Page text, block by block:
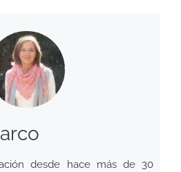
desde hace más de 30